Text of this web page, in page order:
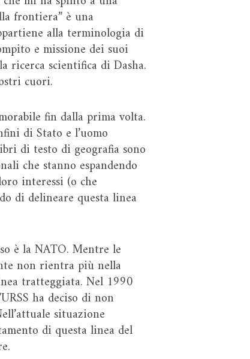
frontiera” è una
alla terminologia di
e missione dei suoi
ricerca scientifica di Dasha.
cuori.
fin dalla prima volta.
di Stato e l’uomo
di testo di geografia sono
che stanno espandendo
interessi (o che
di delineare questa linea
è la NATO. Mentre le
non rientra più nella
tratteggiata. Nel 1990
ha deciso di non
situazione
di questa linea del